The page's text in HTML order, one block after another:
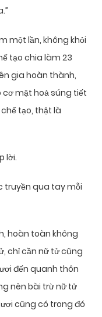
một lần, không khỏi
tạo chia làm 23
gia hoàn thành,
cơ mật hoả súng tiết
tạo, thật là
lời.
truyền qua tay mỗi
hoàn toàn không
chỉ cần nữ tử cũng
đến quanh thôn
nên bài trừ nữ tử
cũng có trong đó